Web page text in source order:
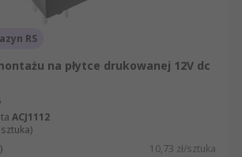
RS
na płytce drukowanej 12V dc
ACJ1112
10,73 zł/sztuka